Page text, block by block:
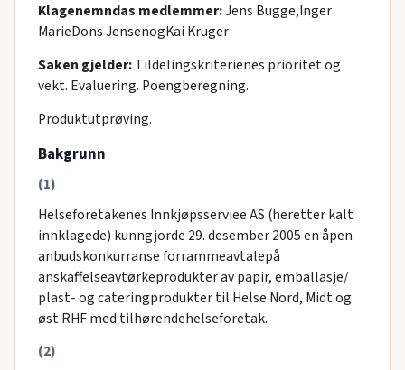
Klagenemndas medlemmer:Jens Bugge,Inger
MarieDons JensenogKai Kruger
Saken gjelder:Tildelingskriterienes prioritet og
vekt. Evaluering. Poengberegning.
Produktutprøving.
Bakgrunn
(1)
Helseforetakenes Innkjøpsserviee AS (heretter kalt
innklagede) kunngjorde 29. desember 2005 en åpen
anbudskonkurranse forrammeavtalepå
anskaffelseavtørkeprodukter av papir, emballasje/
plast- og cateringprodukter til Helse Nord, Midt og
øst RHF med tilhørendehelseforetak.
(2)